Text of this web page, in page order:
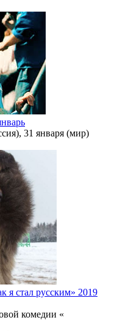
31 января (мир)
я стал русским» 2019
комедии «